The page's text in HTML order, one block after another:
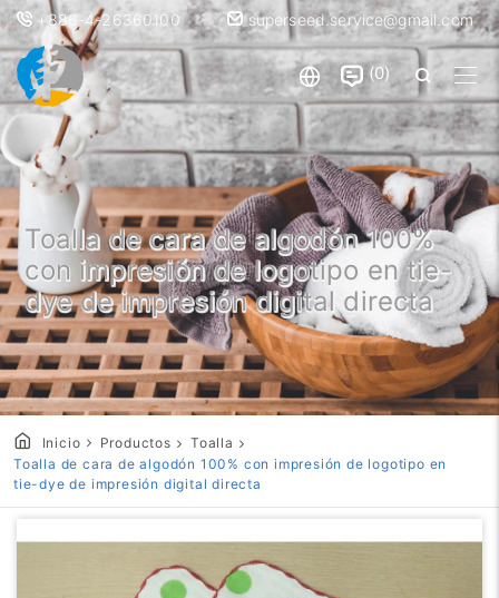
+886-4-26360100 superseed.service@gmail.com
0
Toalla de cara de algodón 100%
con impresión de logotipo en tie-
dye de impresión digital directa
Inicio Productos
Toalla
Toalla de cara de algodón 100% con impresión de logotipo en
tie-dye de impresión digital directa